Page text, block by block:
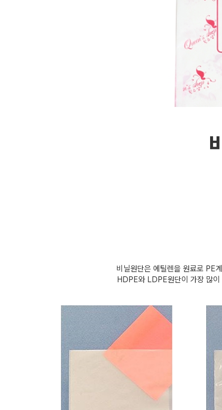
비닐원단은 에틸렌을 원료로 PE
HDPE와 LDPE원단이 가장 많이